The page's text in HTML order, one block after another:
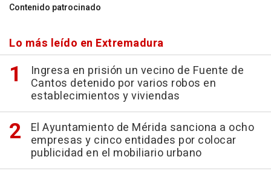
Contenido patrocinado
Lo más leído en Extremadura
Ingresa en prisión un vecino de Fuente de
Cantos detenido por varios robos en
establecimientos y viviendas
El Ayuntamiento de Mérida sanciona a ocho
empresas y cinco entidades por colocar
publicidad en el mobiliario urbano